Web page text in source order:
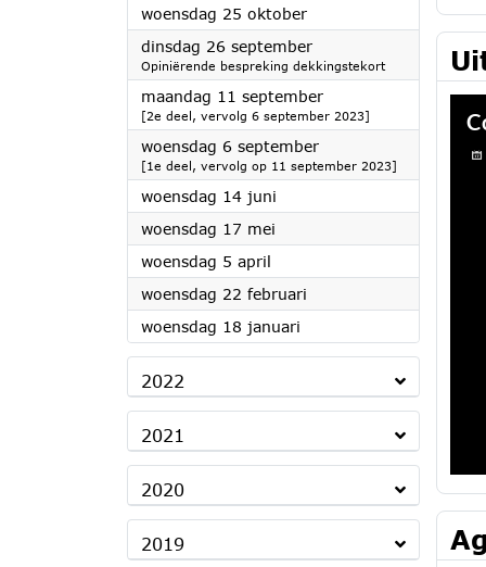
woensdag 25 oktober2023
dinsdag 26 september2023
Opiniërende bespreking dekkingstekort
maandag 11 september2023
[2e deel, vervolg 6 september 2023]
woensdag 6 september2023
[1e deel, vervolg op 11 september 2023]
woensdag 14 juni
woensdag 17 mei
woensdag 5 april
woensdag 22 februari
woensdag 18 januari
2022
2021
2020
2019